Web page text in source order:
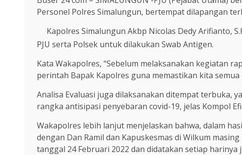
Personel Polres Simalungun, bertempat dilapangan
Kapolres Simalungun Akbp Nicolas Dedy Arifianto,
PJU serta Polsek untuk dilakukan Swab Antigen.
Kata Wakapolres, “Sebelum melaksanakan kegiatan
perintah Bapak Kapolres guna memastikan kita
Analisa Evaluasi juga dilaksanakan ditempat terbuka,
rangka antisipasi penyebaran covid-19, jelas Kompol
Wakapolres lebih lanjut menjelaskan bahwa, dalam
dengan Dan Ramil dan Kapuskesmas di Wilkum
tanggal 24 Februari 2022 dan didatakan setiap